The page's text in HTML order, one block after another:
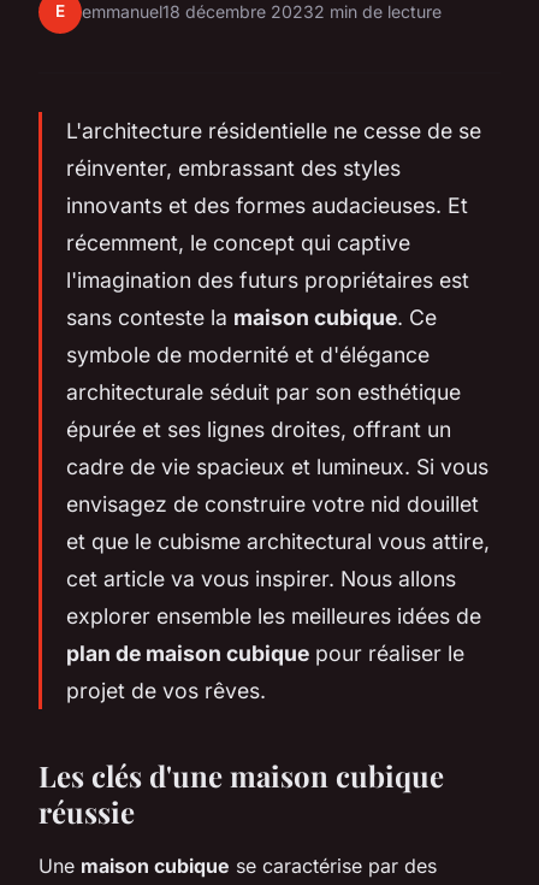
E emmanuel18 décembre 20232 min de lecture
L'architecture résidentielle ne cesse de se
réinventer, embrassant des styles
innovants et des formes audacieuses. Et
récemment, le concept qui captive
l'imagination des futurs propriétaires est
sans conteste la maison cubique. Ce
symbole de modernité et d'élégance
architecturale séduit par son esthétique
épurée et ses lignes droites, offrant un
cadre de vie spacieux et lumineux. Si vous
envisagez de construire votre nid douillet
et que le cubisme architectural vous attire,
cet article va vous inspirer. Nous allons
explorer ensemble les meilleures idées de
plan de maison cubique pour réaliser le
projet de vos rêves.
Les clés d'une maison cubique
réussie
Une maison cubique se caractérise par des